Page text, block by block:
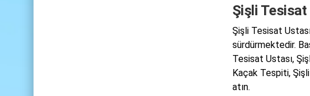
Şişli Tesisat
Şişli Tesisat
sürdürmektedir.
Tesisat Ustası,
Kaçak Tespiti,
atın.